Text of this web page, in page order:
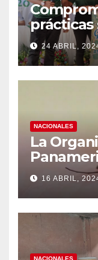
prácticas
24 ABRIL,
NACIONALES
La
(OPS),
medidas
casos de
16 ABRIL,